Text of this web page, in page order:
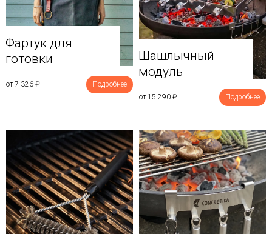
Фартук для
готовки
от 7 326 ₽ Подробнее
Шашлычный
модуль
от 15 290 ₽ Подробнее